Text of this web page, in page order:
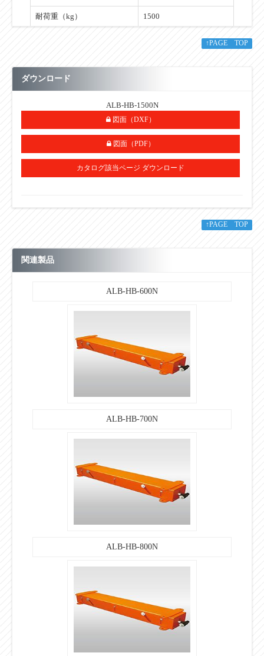
耐荷重（kg） 1500
・単位：㎜
分布荷重の際の概算理論値です。選定時には耐荷重値(㎏)の70％
↑PAGE TOP
ダウンロード
ALB-HB-1500N
図面（DXF）
図面（PDF）
カタログ該当ページ ダウンロード
↑PAGE TOP
関連製品
ALB-HB-600N
ALB-HB-700N
ALB-HB-800N